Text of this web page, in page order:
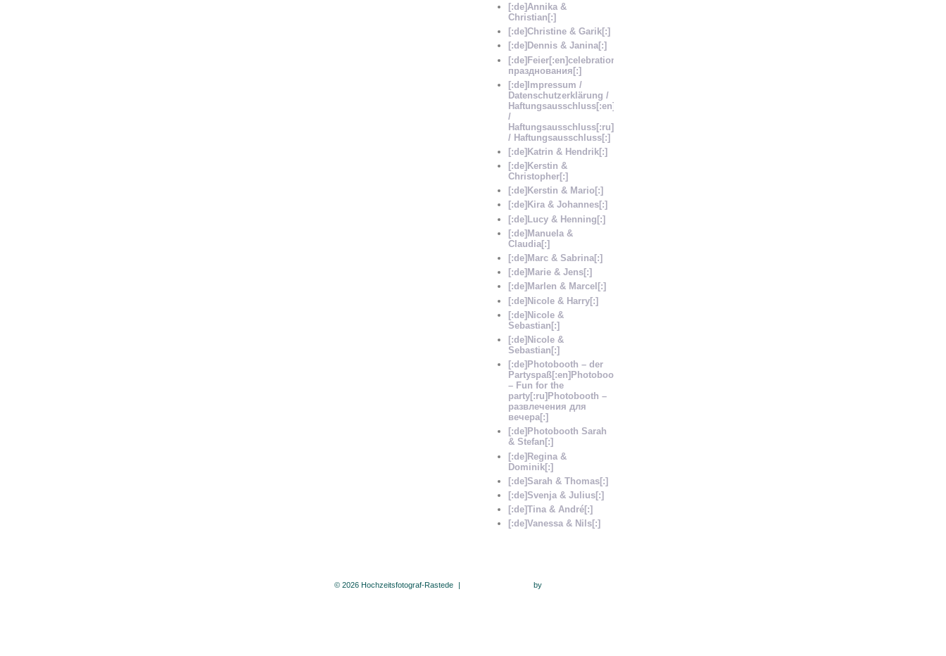
[:de]Annika &
Christian[:]
[:de]Christine & Garik[:]
[:de]Dennis & Janina[:]
[:de]Feier[:en]celebration[:ru]вечер
празднования[:]
[:de]Impressum /
Datenschutzerklärung /
Haftungsausschluss[:en]Impressum
/
Haftungsausschluss[:ru]Impressum
/ Haftungsausschluss[:]
[:de]Katrin & Hendrik[:]
[:de]Kerstin &
Christopher[:]
[:de]Kerstin & Mario[:]
[:de]Kira & Johannes[:]
[:de]Lucy & Henning[:]
[:de]Manuela &
Claudia[:]
[:de]Marc & Sabrina[:]
[:de]Marie & Jens[:]
[:de]Marlen & Marcel[:]
[:de]Nicole & Harry[:]
[:de]Nicole &
Sebastian[:]
[:de]Nicole &
Sebastian[:]
[:de]Photobooth – der
Partyspaß[:en]Photobooth
– Fun for the
party[:ru]Photobooth –
развлечения для
вечера[:]
[:de]Photobooth Sarah
& Stefan[:]
[:de]Regina &
Dominik[:]
[:de]Sarah & Thomas[:]
[:de]Svenja & Julius[:]
[:de]Tina & André[:]
[:de]Vanessa & Nils[:]
© 2026 Hochzeitsfotograf-Rastede by